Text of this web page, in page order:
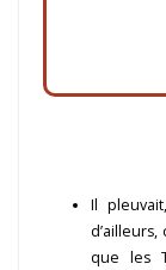
Il
d’ailleurs,
que les